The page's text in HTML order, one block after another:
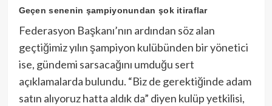
Geçen senenin şampiyonundan şok itiraflar
Federasyon Başkanı’nın ardından söz alan
geçtiğimiz yılın şampiyon kulübünden bir yönetici
ise, gündemi sarsacağını umduğu sert
açıklamalarda bulundu. “Biz de gerektiğinde adam
satın alıyoruz hatta aldık da” diyen kulüp yetkilisi,